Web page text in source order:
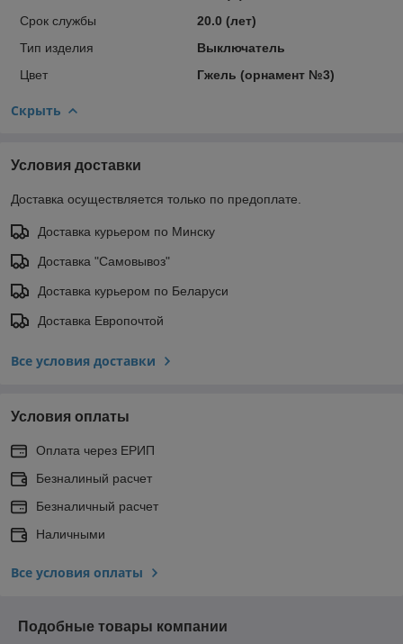
Срок службы
20.0 (лет)
Тип изделия
Выключатель
Цвет
Гжель (орнамент №3)
Скрыть
Условия доставки
Доставка осуществляется только по предоплате.
Доставка курьером по Минску
Доставка "Самовывоз"
Доставка курьером по Беларуси
Доставка Европочтой
Все условия доставки
Условия оплаты
Оплата через ЕРИП
Безналиный расчет
Безналичный расчет
Наличными
Все условия оплаты
Подобные товары компании